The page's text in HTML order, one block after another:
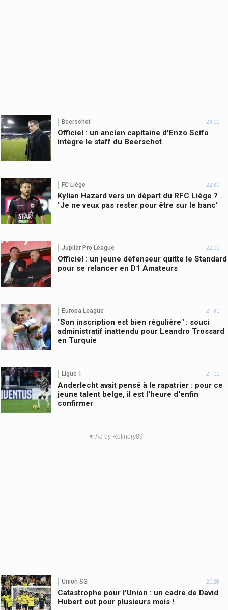
Beerschot 23:00
Officiel : un ancien capitaine d'Enzo Scifo
intègre le staff du Beerschot
FC Liège 22:30
Kylian Hazard vers un départ du RFC Liège ?
"Je ne veux pas rester pour être sur le banc"
Jupiler Pro League 22:00
Officiel : un jeune défenseur quitte le Standard
pour se relancer en D1 Amateurs
Europa League 21:30
"Son inscription est bien régulière" : souci
administratif inattendu pour Leandro Trossard
en Turquie
Ligue 1 21:00
Anderlecht avait pensé à le rapatrier : pour ce
jeune talent belge, il est l'heure d'enfin
confirmer
▼ Ad by Refinery89
Union SG 20:28
Catastrophe pour l'Union : un cadre de David
Hubert out pour plusieurs mois !